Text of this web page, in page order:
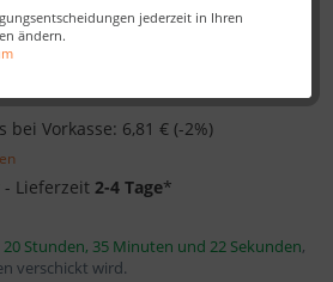
jederzeit in Ihren
ändern.
bei Vorkasse: 6,81 € (-2%)
- Lieferzeit 2-4 Tage*
20 Stunden, 35 Minuten und 22 Sekunden,
verschickt wird.